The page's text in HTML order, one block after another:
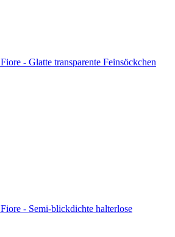
Fiore - Glatte transparente Feinsöckchen
Fiore - Semi-blickdichte halterlose